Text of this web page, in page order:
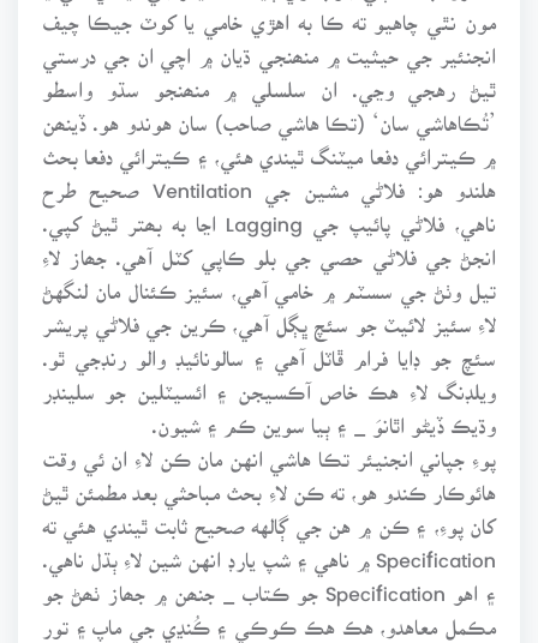
مون نٿي چاهيو ته ڪا به اهڙي خامي يا کوٽ جيڪا چيف
انجنئير جي حيثيت ۾ منھنجي ڌيان ۾ اچي ان جي درستي
ٿيڻ رهجي وڃي. ان سلسلي ۾ منھنجو سڌو واسطو
’تُڪاهاشي سان‘ (تڪا هاشي صاحب) سان هوندو هو. ڏينھن
۾ ڪيترائي دفعا ميٽنگ ٿيندي هئي، ۽ ڪيترائي دفعا بحث
هلندو هو: فلاڻي مشين جي Ventilation صحيح طرح
ناهي، فلاڻي پائيپ جي Lagging اڃا به بھتر ٿيڻ کپي.
انجڻ جي فلاڻي حصي جي بلو ڪاپي کٽل آهي. جھاز لاءِ
تيل وٺڻ جي سسٽم ۾ خامي آهي، سئيز ڪئنال مان لنگهڻ
لاءِ سئيز لائيٽ جو سئچ ڀڳل آهي، ڪرين جي فلاڻي پريشر
سئچ جو ڊايا فرام ڦاٽل آهي ۽ سالونائيڊ والو رنڊجي ٿو.
ويلڊنگ لاءِ هڪ خاص آڪسيجن ۽ ائسيٽلين جو سلينڊر
وڌيڪ ڏيڻو اٿانوَ _ ۽ ٻيا سوين ڪم ۽ شيون.
پوءِ جپاني انجنيئر تڪا هاشي انهن مان ڪن لاءِ ان ئي وقت
هائوڪار ڪندو هو، ته ڪن لاءِ بحث مباحثي بعد مطمئن ٿيڻ
کان پوءِ، ۽ ڪن ۾ هن جي ڳالهه صحيح ثابت ٿيندي هئي ته
Specification ۾ ناهي ۽ شپ يارڊ انهن شين لاءِ ٻڌل ناهي.
۽ اهو Specification جو ڪتاب _ جنھن ۾ جھاز ٺھڻ جو
مڪمل معاهدو، هڪ هڪ ڪوڪي ۽ ڪُنڍي جي ماپ ۽ تور